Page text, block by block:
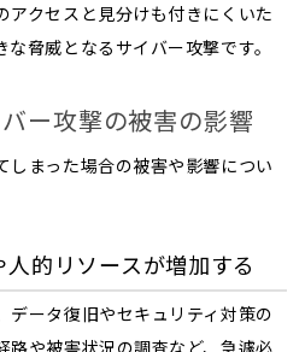
アクセスと見分けも付きにくいた
脅威となるサイバー攻撃です。
ー攻撃の被害の影響
しまった場合の被害や影響につい
的リソースが増加する
データ復旧やセキュリティ対策の